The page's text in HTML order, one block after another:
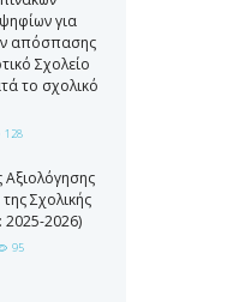
για
απόσπασης
Σχολείο
το σχολικό
128
Αξιολόγησης
Σχολικής
2026)
95